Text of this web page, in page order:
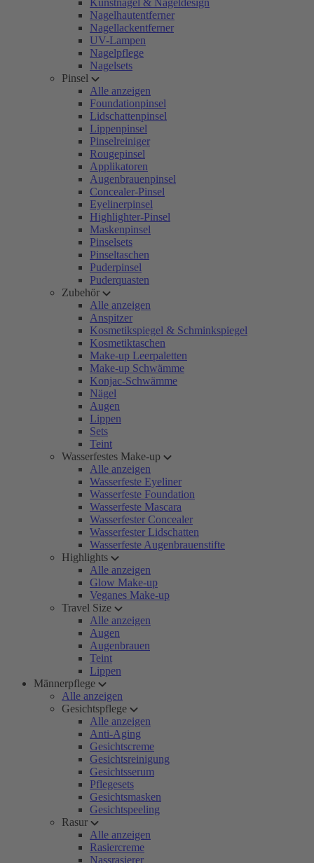
Kunstnägel & Nageldesign
Nagelhautentferner
Nagellackentferner
UV-Lampen
Nagelpflege
Nagelsets
Pinsel
Alle anzeigen
Foundationpinsel
Lidschattenpinsel
Lippenpinsel
Pinselreiniger
Rougepinsel
Applikatoren
Augenbrauenpinsel
Concealer-Pinsel
Eyelinerpinsel
Highlighter-Pinsel
Maskenpinsel
Pinselsets
Pinseltaschen
Puderpinsel
Puderquasten
Zubehör
Alle anzeigen
Anspitzer
Kosmetikspiegel & Schminkspiegel
Kosmetiktaschen
Make-up Leerpaletten
Make-up Schwämme
Konjac-Schwämme
Nägel
Augen
Lippen
Sets
Teint
Wasserfestes Make-up
Alle anzeigen
Wasserfeste Eyeliner
Wasserfeste Foundation
Wasserfeste Mascara
Wasserfester Concealer
Wasserfester Lidschatten
Wasserfeste Augenbrauenstifte
Highlights
Alle anzeigen
Glow Make-up
Veganes Make-up
Travel Size
Alle anzeigen
Augen
Augenbrauen
Teint
Lippen
Männerpflege
Alle anzeigen
Gesichtspflege
Alle anzeigen
Anti-Aging
Gesichtscreme
Gesichtsreinigung
Gesichtsserum
Pflegesets
Gesichtsmasken
Gesichtspeeling
Rasur
Alle anzeigen
Rasiercreme
Nassrasierer